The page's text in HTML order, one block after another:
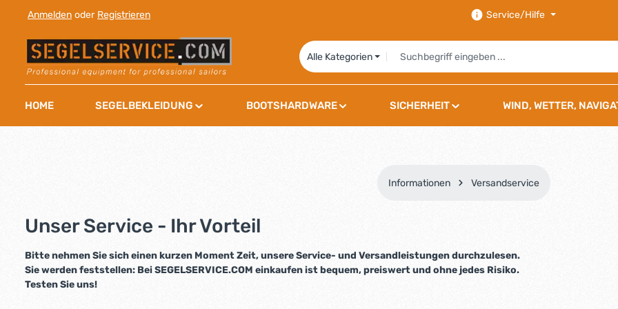
Hauptinhalt springen
Zur Suche springen
Zur Hauptnavigation springen
Anmelden oder Registrieren Service/Hilfe
Alle Kategorien
HOME SEGELBEKLEIDUNG BOOTSHARDWARE SICHERHEIT WIND, WETTER,
Informationen Versandservice
Unser Service - Ihr Vorteil
Bitte nehmen Sie sich einen kurzen Moment Zeit, unsere Service- und Versandleistungen durchzulesen.
Sie werden feststellen: Bei SEGELSERVICE.COM einkaufen ist bequem, preiswert und ohne jedes Risiko.
Testen Sie uns!